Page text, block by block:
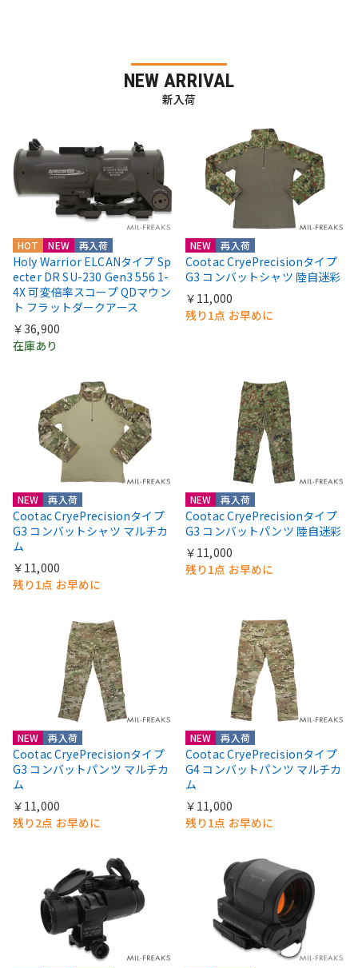
NEW ARRIVAL
新入荷
HOT NEW 再入荷
Holy Warrior ELCANタイプ Sp
ecter DR SU-230 Gen3 556 1-
4X 可変倍率スコープ QDマウン
ト フラットダークアース
￥36,900
在庫あり
NEW 再入荷
Cootac CryePrecisionタイプ
G3 コンバットシャツ 陸自迷彩
￥11,000
残り1点 お早めに
NEW 再入荷
Cootac CryePrecisionタイプ
G3 コンバットシャツ マルチカ
ム
￥11,000
残り1点 お早めに
NEW 再入荷
Cootac CryePrecisionタイプ
G3 コンバットパンツ 陸自迷彩
￥11,000
残り1点 お早めに
NEW 再入荷
Cootac CryePrecisionタイプ
G3 コンバットパンツ マルチカ
ム
￥11,000
残り2点 お早めに
NEW 再入荷
Cootac CryePrecisionタイプ
G4 コンバットパンツ マルチカ
ム
￥11,000
残り1点 お早めに